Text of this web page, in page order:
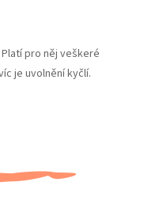
pro něj veškeré
je uvolnění kyčlí.